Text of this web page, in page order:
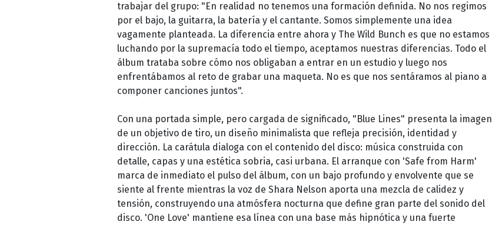
trabajar del grupo: "En realidad no tenemos una formación definida. No nos regimos
por el bajo, la guitarra, la batería y el cantante. Somos simplemente una idea
vagamente planteada. La diferencia entre ahora y The Wild Bunch es que no estamos
luchando por la supremacía todo el tiempo, aceptamos nuestras diferencias. Todo el
álbum trataba sobre cómo nos obligaban a entrar en un estudio y luego nos
enfrentábamos al reto de grabar una maqueta. No es que nos sentáramos al piano a
componer canciones juntos".
Con una portada simple, pero cargada de significado, "Blue Lines" presenta la imagen
de un objetivo de tiro, un diseño minimalista que refleja precisión, identidad y
dirección. La carátula dialoga con el contenido del disco: música construida con
detalle, capas y una estética sobria, casi urbana. El arranque con 'Safe from Harm'
marca de inmediato el pulso del álbum, con un bajo profundo y envolvente que se
siente al frente mientras la voz de Shara Nelson aporta una mezcla de calidez y
tensión, construyendo una atmósfera nocturna que define gran parte del sonido del
disco. 'One Love' mantiene esa línea con una base más hipnótica y una fuerte